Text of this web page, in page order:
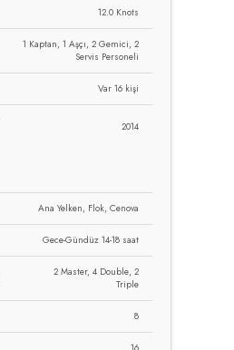
12.0 Knots
1 Kaptan, 1 Aşçı, 2 Gemici, 2
Servis Personeli
Var 16 kişi
2014
Ana Yelken, Flok, Cenova
Gece-Gündüz 14-18 saat
2 Master, 4 Double, 2
Triple
8